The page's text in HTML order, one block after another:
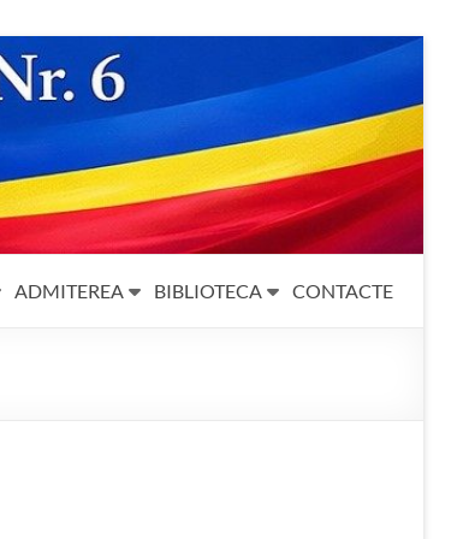
ADMITEREA BIBLIOTECA CONTACTE